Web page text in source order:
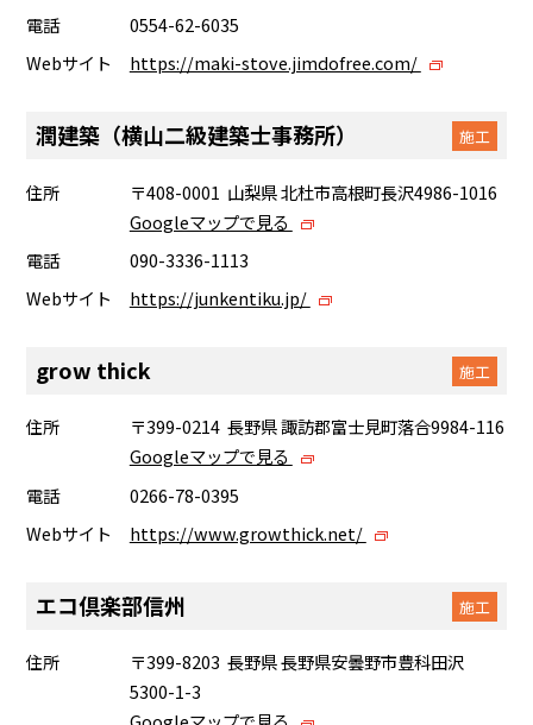
電話
0554-62-6035
Webサイト
https://maki-stove.jimdofree.com/
潤建築（横山二級建築士事務所） 施工
住所
〒408-0001 山梨県 北杜市高根町長沢4986-1016
Googleマップで見る
電話
090-3336-1113
Webサイト
https://junkentiku.jp/
grow thick 施工
住所
〒399-0214 長野県 諏訪郡富士見町落合9984-116
Googleマップで見る
電話
0266-78-0395
Webサイト
https://www.growthick.net/
エコ倶楽部信州 施工
住所
〒399-8203 長野県 長野県安曇野市豊科田沢
5300-1-3